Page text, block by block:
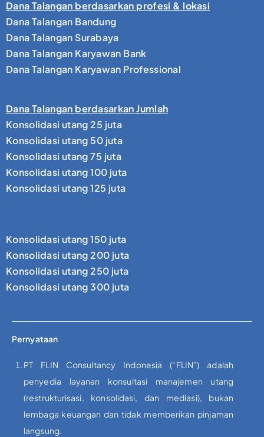
Dana Talangan berdasarkan profesi & lokasi
Dana Talangan Bandung
Dana Talangan Surabaya
Dana Talangan Karyawan Bank
Dana Talangan Karyawan Professional
Dana Talangan berdasarkan Jumlah
Konsolidasi utang 25 juta
Konsolidasi utang 50 juta
Konsolidasi utang 75 juta
Konsolidasi utang 100 juta
Konsolidasi utang 125 juta
Konsolidasi utang 150 juta
Konsolidasi utang 200 juta
Konsolidasi utang 250 juta
Konsolidasi utang 300 juta
Pernyataan
PT FLIN Consultancy Indonesia (“FLIN”) adalah
penyedia layanan konsultasi manajemen utang
(restrukturisasi, konsolidasi, dan mediasi), bukan
lembaga keuangan dan tidak memberikan pinjaman
langsung.